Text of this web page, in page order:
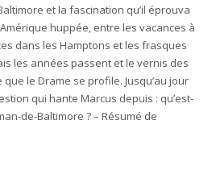
et la fascination qu’il éprouva
huppée, entre les vacances à
dans les Hamptons et les frasques
les années passent et le vernis des
le Drame se profile. Jusqu’au jour
qui hante Marcus depuis : qu’est-
de-Baltimore ? – Résumé de